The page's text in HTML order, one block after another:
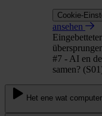
Cookie-
ansehen
#7 - AI en
samen?
Het ene wat